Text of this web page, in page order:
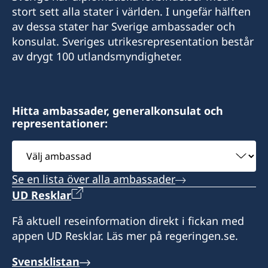
stort sett alla stater i världen. I ungefär hälften
av dessa stater har Sverige ambassader och
konsulat. Sveriges utrikesrepresentation består
av drygt 100 utlandsmyndigheter.
Hitta ambassader, generalkonsulat och
representationer:
Välj
ambassad
Se en lista över alla ambassader
UD Resklar
Få aktuell reseinformation direkt i fickan med
appen UD Resklar. Läs mer på regeringen.se.
Svensklistan